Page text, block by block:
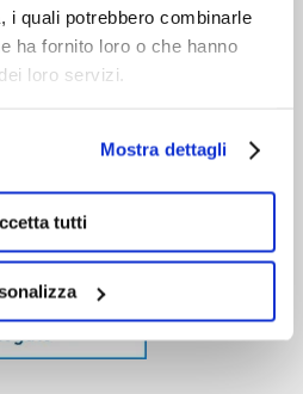
i quali potrebbero combinarle
ha fornito loro o che hanno
loro servizi.
Mostra dettagli
tutti